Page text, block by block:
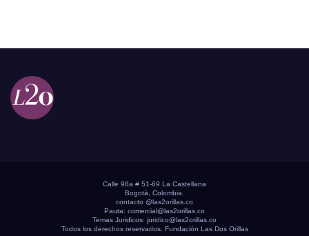
Calle 98a # 51-69 La Castellana
Bogotá, Colombia.
contacto @las2orillas.co
Pauta: comercial@las2orillas.co
Temas Juridicos: juridico@las2orillas.co
Todos los derechos reservados. Fundación Las Dos Orillas